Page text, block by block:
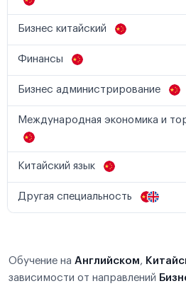
Бизнес китайский
Финансы
Бизнес администрирование
Международная экономика и
Китайский язык
Другая специальность
Обучение на Английском,
зависимости от направлений